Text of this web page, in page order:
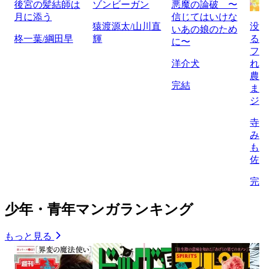
後宮の髪結師は
月に添う
柊一葉/綱田早
ゾンビーガン
猿渡源太/山川直
輝
悪魔の論破 〜
信じてはいけな
いあの娘のため
に〜
洋介犬
完結
没
る
フ
れ
農
ま
ジ
寺
み
も
佐
完
少年・青年マンガランキング
もっと見る